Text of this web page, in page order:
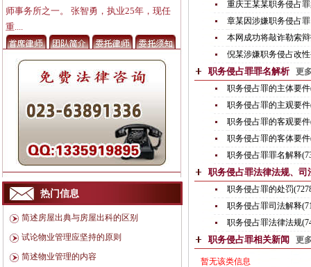
师事务所之一。 张智勇，执业25年，现任
重....
热门信息
简述房屋出典与房屋出科的区别
试论物业管理应坚持的原则
简述物业管理的内容
重庆王某某职务侵占
章某因涉嫌职务侵占
本网成功将敲诈勒索
倪某涉嫌职务侵占改
职务侵占罪罪名解析更
职务侵占罪的主体要
职务侵占罪的主观要
职务侵占罪的客观要
职务侵占罪的客体要
职务侵占罪罪名解释
职务侵占罪法律法规、
职务侵占罪的处罚
职务侵占罪司法解释
职务侵占罪法律法规
职务侵占罪相关新闻更
暂无该类信息